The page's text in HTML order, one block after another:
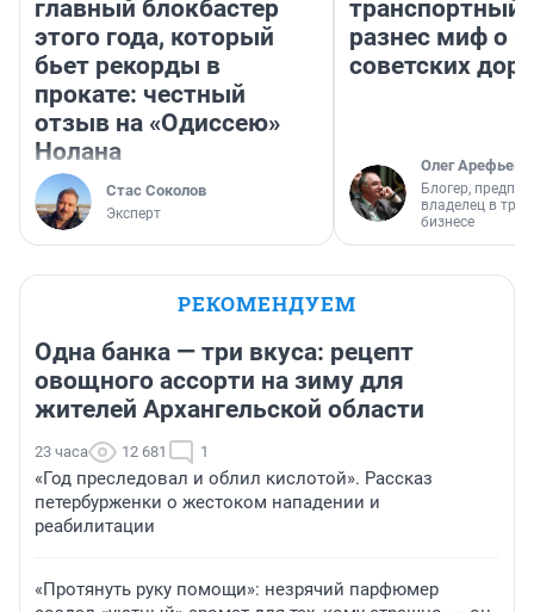
главный блокбастер
этого года, который
бьет рекорды в
прокате: честный
отзыв на «Одиссею»
Нолана
Стас Соколов
Эксперт
транспортный
разнес миф о
советских
Олег Арефьев
Блогер,
владелец в
бизнесе
РЕКОМЕНДУЕМ
Одна банка — три вкуса: рецепт
овощного ассорти на зиму для
жителей Архангельской области
23 часа 12 681 1
«Год преследовал и облил кислотой». Рассказ
петербурженки о жестоком нападении и
реабилитации
«Протянуть руку помощи»: незрячий парфюмер